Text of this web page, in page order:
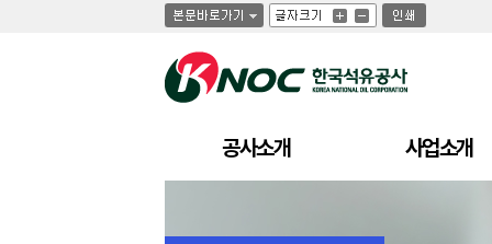
글
자
기
글
자
기
크
글
자
기
작
인
쇄
공사소개 사업소개